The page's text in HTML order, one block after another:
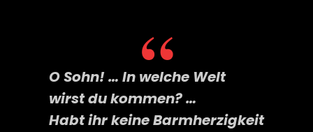
O Sohn! … In welche Welt
wirst du kommen? …
Habt ihr keine Barmherzigkeit